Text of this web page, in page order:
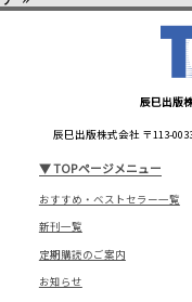
辰巳出版
辰巳出版株式会社 〒113-
▼TOPページメニュー
おすすめ・ベストセラー一覧
新刊一覧
定期購読のご案内
お知らせ